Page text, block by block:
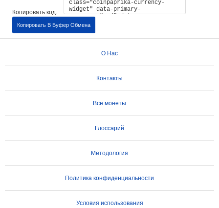
Копировать код:
Копировать В Буфер Обмена
О Нас
Контакты
Все монеты
Глоссарий
Методология
Политика конфиденциальности
Условия использования